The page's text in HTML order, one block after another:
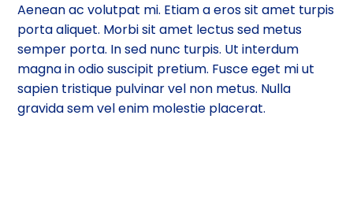
Aenean ac volutpat mi. Etiam a eros sit amet turpis
porta aliquet. Morbi sit amet lectus sed metus
semper porta. In sed nunc turpis. Ut interdum
magna in odio suscipit pretium. Fusce eget mi ut
sapien tristique pulvinar vel non metus. Nulla
gravida sem vel enim molestie placerat.